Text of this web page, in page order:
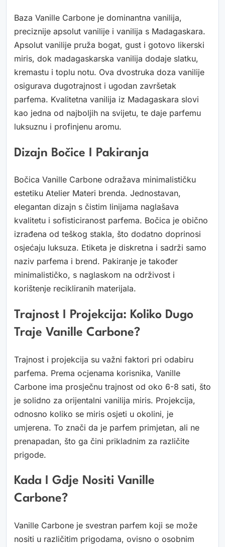
Baza Vanille Carbone je dominantna vanilija,
preciznije apsolut vanilije i vanilija s Madagaskara.
Apsolut vanilije pruža bogat, gust i gotovo likerski
miris, dok madagaskarska vanilija dodaje slatku,
kremastu i toplu notu. Ova dvostruka doza vanilije
osigurava dugotrajnost i ugodan završetak
parfema. Kvalitetna vanilija iz Madagaskara slovi
kao jedna od najboljih na svijetu, te daje parfemu
luksuznu i profinjenu aromu.
Dizajn Bočice I Pakiranja
Bočica Vanille Carbone odražava minimalističku
estetiku Atelier Materi brenda. Jednostavan,
elegantan dizajn s čistim linijama naglašava
kvalitetu i sofisticiranost parfema. Bočica je obično
izrađena od teškog stakla, što dodatno doprinosi
osjećaju luksuza. Etiketa je diskretna i sadrži samo
naziv parfema i brend. Pakiranje je također
minimalističko, s naglaskom na održivost i
korištenje recikliranih materijala.
Trajnost I Projekcija: Koliko Dugo
Traje Vanille Carbone?
Trajnost i projekcija su važni faktori pri odabiru
parfema. Prema ocjenama korisnika, Vanille
Carbone ima prosječnu trajnost od oko 6-8 sati, što
je solidno za orijentalni vanilija miris. Projekcija,
odnosno koliko se miris osjeti u okolini, je
umjerena. To znači da je parfem primjetan, ali ne
prenapadan, što ga čini prikladnim za različite
prigode.
Kada I Gdje Nositi Vanille
Carbone?
Vanille Carbone je svestran parfem koji se može
nositi u različitim prigodama, ovisno o osobnim